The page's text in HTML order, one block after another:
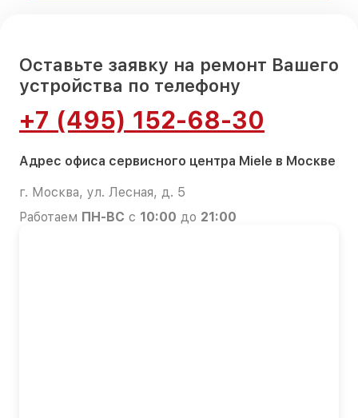
Оставьте заявку на ремонт Вашего
устройства по телефону
+7 (495) 152-68-30
Адрес офиса сервисного центра Miele в Москве
г. Москва, ул. Лесная, д. 5
Работаем ПН-ВС с 10:00 до 21:00